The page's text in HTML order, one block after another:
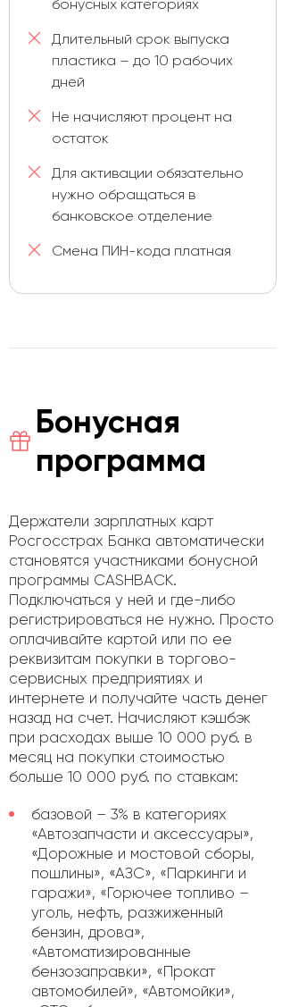
бонусных категориях
Длительный срок выпуска
пластика – до 10 рабочих
дней
Не начисляют процент на
остаток
Для активации обязательно
нужно обращаться в
банковское отделение
Смена ПИН-кода платная
Бонусная
программа
Держатели зарплатных карт
Росгосстрах Банка автоматически
становятся участниками бонусной
программы CASHBACK.
Подключаться у ней и где-либо
регистрироваться не нужно. Просто
оплачивайте картой или по ее
реквизитам покупки в торгово-
сервисных предприятиях и
интернете и получайте часть денег
назад на счет. Начисляют кэшбэк
при расходах выше 10 000 руб. в
месяц на покупки стоимостью
больше 10 000 руб. по ставкам:
базовой – 3% в категориях
«Автозапчасти и аксессуары»,
«Дорожные и мостовой сборы,
пошлины», «АЗС», «Паркинги и
гаражи», «Горючее топливо –
уголь, нефть, разжиженный
бензин, дрова»,
«Автоматизированные
бензозаправки», «Прокат
автомобилей», «Автомойки»,